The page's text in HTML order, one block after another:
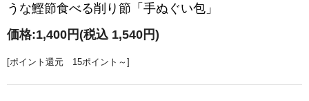
うな鰹節食べる削り節「手ぬぐい包」
価格:1,400円 (税込 1,540円)
[ポイント還元 15ポイント～]